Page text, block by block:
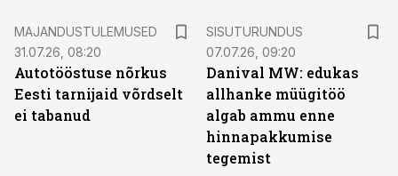
MAJANDUSTULEMUSED
31.07.26, 08:20
Autotööstuse nõrkus
Eesti tarnijaid võrdselt
ei tabanud
SISUTURUNDUS
07.07.26, 09:20
Danival MW: edukas
allhanke müügitöö
algab ammu enne
hinnapakkumise
tegemist